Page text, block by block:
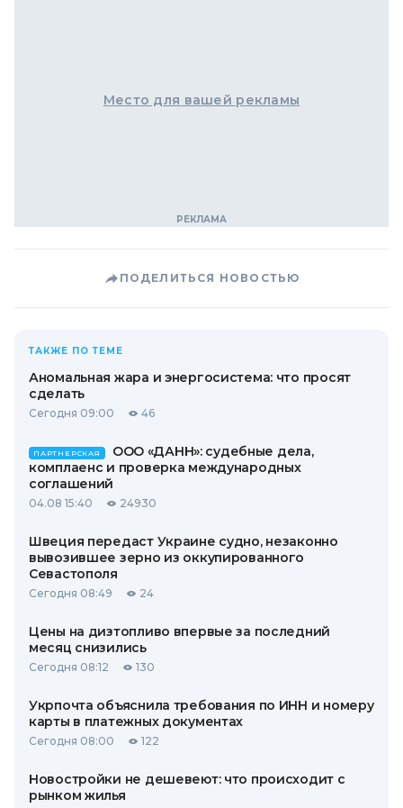
Место для вашей рекламы
ПОДЕЛИТЬСЯ НОВОСТЬЮ
ТАКЖЕ ПО ТЕМЕ
Аномальная жара и энергосистема: что просят
сделать
Сегодня 09:00 46
ПАРТНЕРСКАЯ
ООО «ДАНН»: судебные дела,
комплаенс и проверка международных
соглашений
04.08 15:40 24930
Швеция передаст Украине судно, незаконно
вывозившее зерно из оккупированного
Севастополя
Сегодня 08:49 24
Цены на дизтопливо впервые за последний
месяц снизились
Сегодня 08:12 130
Укрпочта объяснила требования по ИНН и номеру
карты в платежных документах
Сегодня 08:00 122
Новостройки не дешевеют: что происходит с
рынком жилья